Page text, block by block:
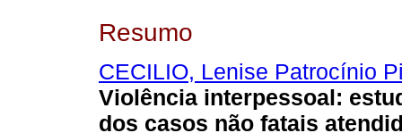
Resumo
CECILIO, Lenise Patrocínio
Violência interpessoal:
dos casos não fatais